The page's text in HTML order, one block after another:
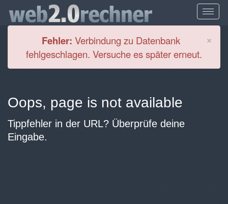
×
Fehler: Verbindung zu Datenbank
fehlgeschlagen. Versuche es später erneut.
Oops, page is not available
Tippfehler in der URL? Überprüfe deine
Eingabe.